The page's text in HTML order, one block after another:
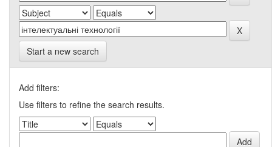
Start a new search
Add filters:
Use filters to refine the search results.